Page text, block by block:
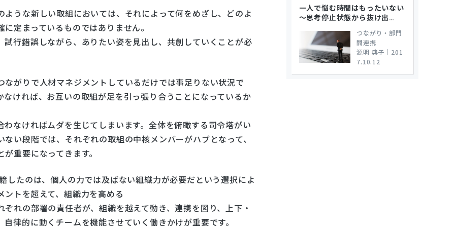
うな新しい取組においては、それによって何をめざし、どのよ
定まっているものではありません。
行錯誤しながら、ありたい姿を見出し、共創していくことが必
がりで人材マネジメントしているだけでは事足りない状況で
ければ、お互いの取組が足を引っ張り合うことになっているか
なければムダを生じてしまいます。全体を俯瞰する司令塔がい
い段階では、それぞれの取組の中核メンバーがハブとなって、
重要になってきます。
たのは、個人の力では及ばない組織力が必要だという選択によ
トを超えて、組織力を高める
れの部署の責任者が、組織を越えて動き、連携を図り、上下・
律的に動くチームを機能させていく働きかけが重要です。
一人で悩む時間はもったいない
～思考停止状態から抜け出…
つながり・部門
間連携
源明 典子 ｜ 201
7.10.12